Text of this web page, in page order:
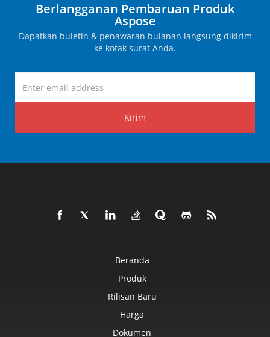
Berlangganan Pembaruan Produk
Aspose
Dapatkan buletin & penawaran bulanan langsung dikirim
ke kotak surat Anda.
Kirim
Beranda
Produk
Rilisan Baru
Harga
Dokumen